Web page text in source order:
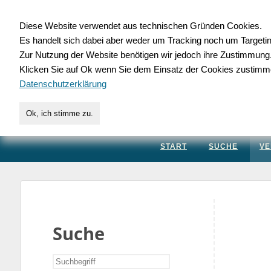
für Handwerk,
START SUCHE
Suche
Diese Website verwendet aus technischen Gründen Cookies.
Es handelt sich dabei aber weder um Tracking noch um
Zur Nutzung der Website benötigen wir jedoch ihre Zustimmung.
Klicken Sie auf Ok wenn Sie dem Einsatz der Cookies
Datenschutzerklärung
Ok, ich stimme zu.